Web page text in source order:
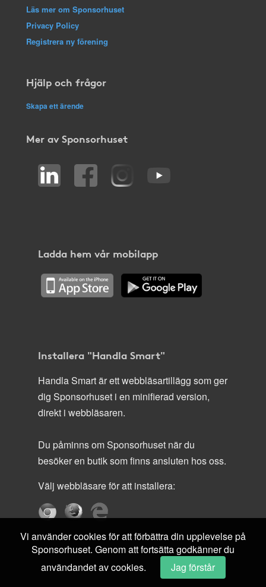
Läs mer om Sponsorhuset
Privacy Policy
Registrera ny förening
Hjälp och frågor
Skapa ett ärende
Mer av Sponsorhuset
Ladda hem vår mobilapp
Installera "Handla Smart"
Handla Smart är ett webbläsartillägg som ger
dig Sponsorhuset i en minifierad version,
direkt i webbläsaren.
Du påminns om Sponsorhuset när du
besöker en butik som finns ansluten hos oss.
Välj webbläsare för att installera:
Vi använder cookies för att förbättra din upplevelse på
Sponsorhuset. Genom att fortsätta godkänner du
användandet av cookies.
Jag förstår